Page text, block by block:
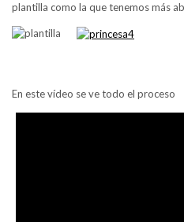
plantilla como la que tenemos más
En este vídeo se ve todo el proceso